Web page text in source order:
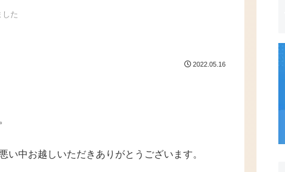
た
2022.05.16
中お越しいただきありがとうございます。